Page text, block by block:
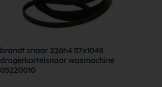
brandt snaar 226h4 57x1048
drogerkartelsnaar wasmachine
05220010